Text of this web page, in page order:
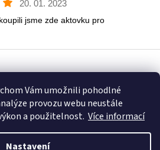
Vám umožnili pohodlné
provozu webu neustále
a použitelnost. Více informací
Nastavení
Terezky. Všechna práva vyhrazena.